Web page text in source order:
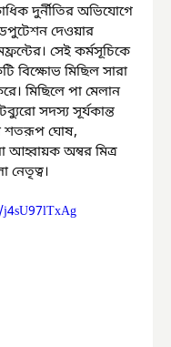
দুর্নীতির অভিযোগে
দেওয়ার
সেই কর্মসূচিকে
বিক্ষোভ মিছিল সারা
মিছিলে পা মেলান
সদস্য সূর্যকান্ত
শতরূপ ঘোষ,
আহ্বায়ক অম্বর মিত্র
নেতৃত্ব।
j4sU97lTxAg